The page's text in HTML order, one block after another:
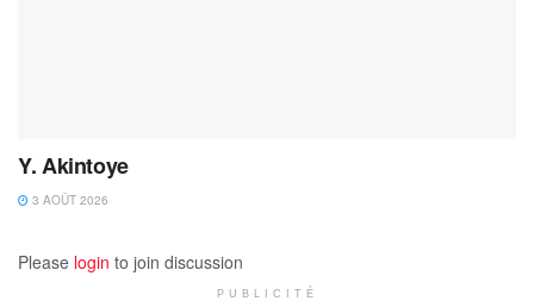
Y. Akintoye
3 AOÛT 2026
Please login to join discussion
PUBLICITÉ